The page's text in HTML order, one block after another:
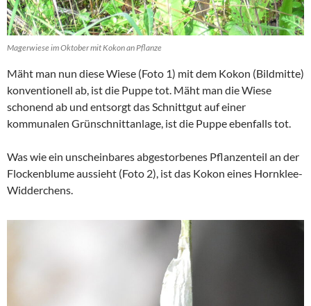
Magerwiese im Oktober mit Kokon an Pflanze
Mäht man nun diese Wiese (Foto 1) mit dem Kokon (Bildmitte)
konventionell ab, ist die Puppe tot. Mäht man die Wiese
schonend ab und entsorgt das Schnittgut auf einer
kommunalen Grünschnittanlage, ist die Puppe ebenfalls tot.
Was wie ein unscheinbares abgestorbenes Pflanzenteil an der
Flockenblume aussieht (Foto 2), ist das Kokon eines Hornklee-
Widderchens.